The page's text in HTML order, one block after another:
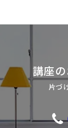
講座
片づ